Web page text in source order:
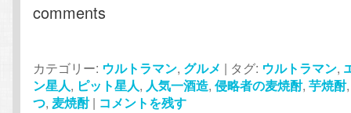
comments
カテゴリー: ウルトラマン, グルメ | タグ: ウルトラマン,
ン星人, ピット星人, 人気一酒造,侵略者の麦焼酎,芋焼酎
つ,麦焼酎 | コメントを残す